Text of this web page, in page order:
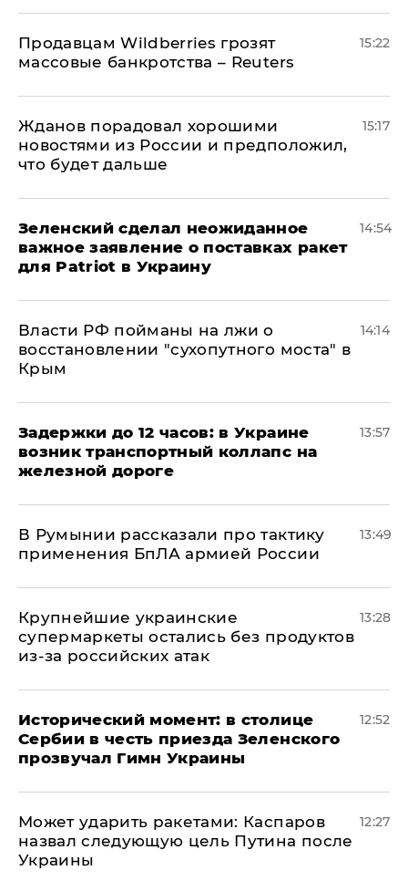
Продавцам Wildberries грозят
массовые банкротства – Reuters
15:22
Жданов порадовал хорошими
новостями из России и предположил,
что будет дальше
15:17
Зеленский сделал неожиданное
важное заявление о поставках ракет
для Patriot в Украину
14:54
Власти РФ пойманы на лжи о
восстановлении "сухопутного моста" в
Крым
14:14
Задержки до 12 часов: в Украине
возник транспортный коллапс на
железной дороге
13:57
В Румынии рассказали про тактику
применения БпЛА армией России
13:49
Крупнейшие украинские
супермаркеты остались без продуктов
из-за российских атак
13:28
Исторический момент: в столице
Сербии в честь приезда Зеленского
прозвучал Гимн Украины
12:52
Может ударить ракетами: Каспаров
назвал следующую цель Путина после
Украины
12:27